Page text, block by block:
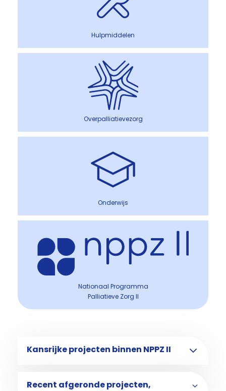
Hulpmiddelen
Overpalliatievezorg
Onderwijs
Nationaal Programma
Palliatieve Zorg II
Kansrijke projecten binnen NPPZ II
Recent afgeronde projecten,